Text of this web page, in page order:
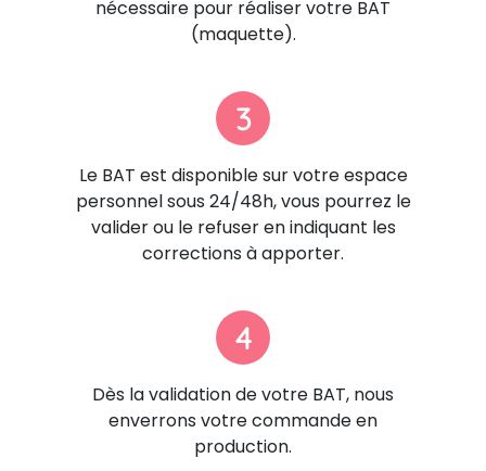
nécessaire pour réaliser votre BAT
(maquette).
3
Le BAT est disponible sur votre espace
personnel sous 24/48h, vous pourrez le
valider ou le refuser en indiquant les
corrections à apporter.
4
Dès la validation de votre BAT, nous
enverrons votre commande en
production.